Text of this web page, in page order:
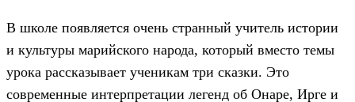
В школе появляется очень странный учитель истории
и культуры марийского народа, который вместо темы
урока рассказывает ученикам три сказки. Это
современные интерпретации легенд об Онаре, Ирге и